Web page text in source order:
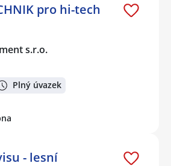
pro hi-tech
s.r.o.
Plný úvazek
- lesní